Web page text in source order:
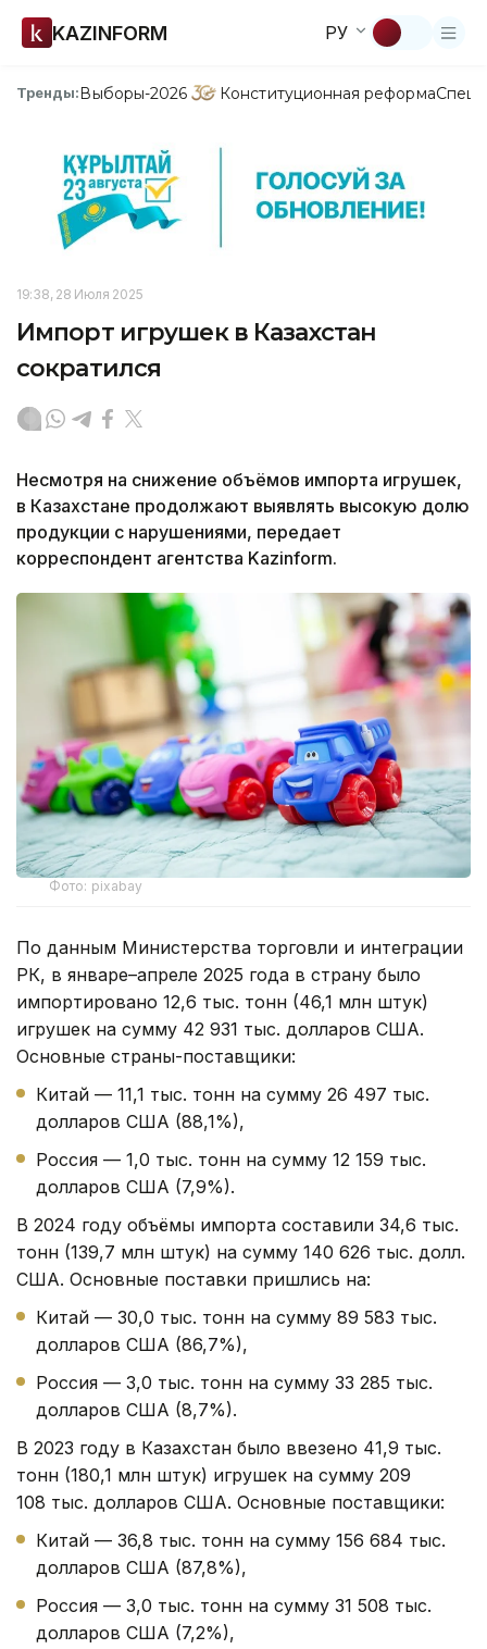
KAZINFORM РУ
Тренды:Выборы-2026 Конституционная реформа
19:38, 28 Июля 2025
Импорт игрушек в Казахстан
сократился
Несмотря на снижение объёмов импорта игрушек,
в Казахстане продолжают выявлять высокую долю
продукции с нарушениями, передает
корреспондент агентства Kazinform.
Фото: pixabay
По данным Министерства торговли и интеграции
РК, в январе–апреле 2025 года в страну было
импортировано 12,6 тыс. тонн (46,1 млн штук)
игрушек на сумму 42 931 тыс. долларов США.
Основные страны-поставщики:
Китай — 11,1 тыс. тонн на сумму 26 497 тыс.
долларов США (88,1%),
Россия — 1,0 тыс. тонн на сумму 12 159 тыс.
долларов США (7,9%).
В 2024 году объёмы импорта составили 34,6 тыс.
тонн (139,7 млн штук) на сумму 140 626 тыс. долл.
США. Основные поставки пришлись на:
Китай — 30,0 тыс. тонн на сумму 89 583 тыс.
долларов США (86,7%),
Россия — 3,0 тыс. тонн на сумму 33 285 тыс.
долларов США (8,7%).
В 2023 году в Казахстан было ввезено 41,9 тыс.
тонн (180,1 млн штук) игрушек на сумму 209
108 тыс. долларов США. Основные поставщики:
Китай — 36,8 тыс. тонн на сумму 156 684 тыс.
долларов США (87,8%),
Россия — 3,0 тыс. тонн на сумму 31 508 тыс.
долларов США (7,2%),